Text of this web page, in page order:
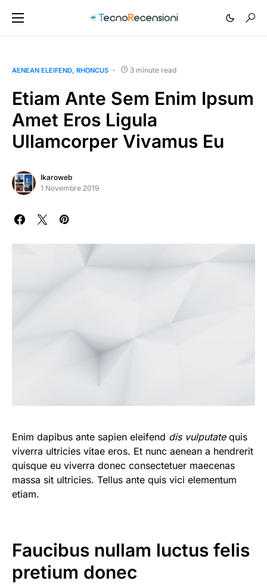
AENEAN ELEIFEND RHONCUS 3 minute read
Etiam Ante Sem Enim Ipsum
Amet Eros Ligula
Ullamcorper Vivamus Eu
Ikaroweb
1 Novembre 2019
Enim dapibus ante sapien eleifend dis vulputatequis
viverra ultricies vitae eros. Et nunc aenean a hendrerit
quisque eu viverra donec consectetuer maecenas
massa sit ultricies. Tellus ante quis vici elementum
etiam.
Faucibus nullam luctus felis
pretium donec